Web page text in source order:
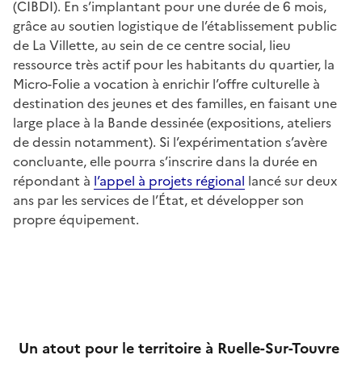
(CIBDI). En s’implantant pour une durée de 6 mois,
grâce au soutien logistique de l’établissement public
de La Villette, au sein de ce centre social, lieu
ressource très actif pour les habitants du quartier, la
Micro-Folie a vocation à enrichir l’offre culturelle à
destination des jeunes et des familles, en faisant une
large place à la Bande dessinée (expositions, ateliers
de dessin notamment). Si l’expérimentation s’avère
concluante, elle pourra s’inscrire dans la durée en
répondant à l’appel à projets régional lancé sur deux
ans par les services de l’État, et développer son
propre équipement.
Un atout pour le territoire à Ruelle-Sur-Touvre